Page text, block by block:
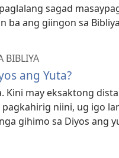
sagad
ba ang giingon sa
BIBLIYA
ang Yuta?
Kini may eksaktong
niini, ug igo
gihimo sa Diyos ang